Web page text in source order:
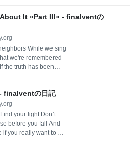
ていて滅ぶにまかせて
ものではないが、さす
ったので、多少デザイ
It «Part III» - finalventの
While we sing
we're remembered
the truth has been
てないよってね だって
禁じられたら 私たちは
りましょう
finalventの日記
your light Don’t
before you fall And
if you really want to 自
隠さないで くじける前